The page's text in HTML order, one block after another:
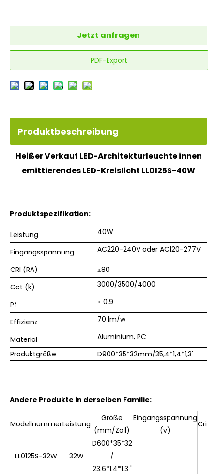
Jetzt anfragen
PDF-Export
Produktbeschreibung
Heißer Verkauf LED-Architekturleuchte innen
emittierendes LED-Kreislicht LL0125S-40W
Produktspezifikation:
Leistung 40W
Eingangsspannung ​ AC220-240V oder AC120-277V
CRI (RA)
≥80
Cct (k)
3000/3500/4000
Pf ≥ 0,9
Effizienz 70 lm/w
Material
Aluminium, PC
Produktgröße
D900*35*32mm/35,4*1,4*1,3'
Andere Produkte in derselben Familie:
ModellnummerLeistung
Größe
(mm/Zoll)
Eingangsspannung
(v)
Cri
LL0125S-32W 32W
D600*35*32
/
23.6*1.4*1.3 '